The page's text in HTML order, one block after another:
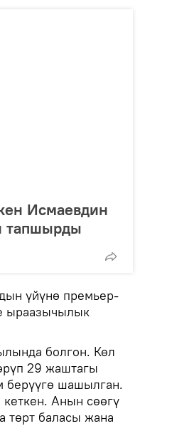
Исмаевдин
тапшырды
үйүнө премьер-
ыраазычылык
болгон. Көл
29 жаштагы
берүүгө шашылган.
Анын сөөгү
төрт баласы жана